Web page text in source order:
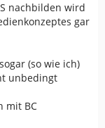
nachbilden wird
gar
(so wie ich)
unbedingt
mit BC